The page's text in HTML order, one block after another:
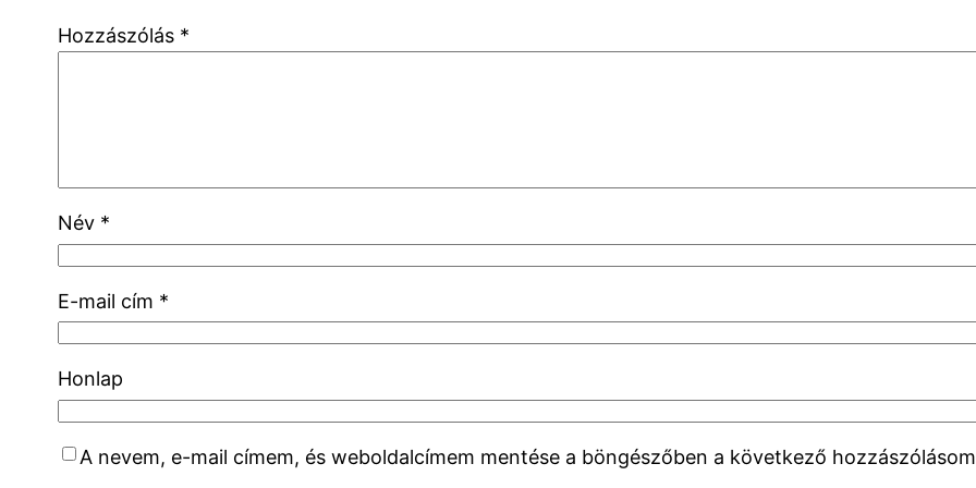
Hozzászólás *
Név *
E-mail cím *
Honlap
A nevem, e-mail címem, és weboldalcímem mentése a böngészőben a következő